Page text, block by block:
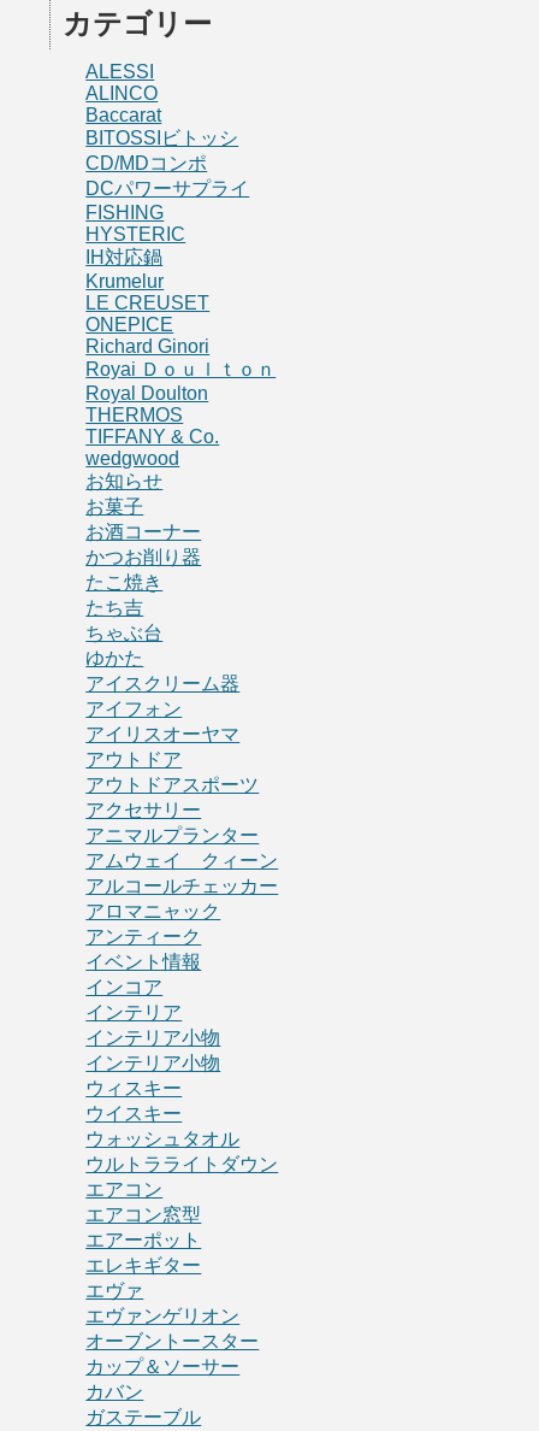
カテゴリー
ALESSI
ALINCO
Baccarat
BITOSSIビトッシ
CD/MDコンポ
DCパワーサプライ
FISHING
HYSTERIC
IH対応鍋
Krumelur
LE CREUSET
ONEPICE
Richard Ginori
Royai Ｄｏｕｌｔｏｎ
Royal Doulton
THERMOS
TIFFANY & Co.
wedgwood
お知らせ
お菓子
お酒コーナー
かつお削り器
たこ焼き
たち吉
ちゃぶ台
ゆかた
アイスクリーム器
アイフォン
アイリスオーヤマ
アウトドア
アウトドアスポーツ
アクセサリー
アニマルプランター
アムウェイ クィーン
アルコールチェッカー
アロマニャック
アンティーク
イベント情報
インコア
インテリア
インテリア小物
インテリア小物
ウィスキー
ウイスキー
ウォッシュタオル
ウルトラライトダウン
エアコン
エアコン窓型
エアーポット
エレキギター
エヴァ
エヴァンゲリオン
オーブントースター
カップ＆ソーサー
カバン
ガステーブル